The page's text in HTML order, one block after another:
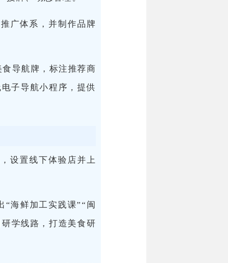
广体系，并制作品牌
导航牌，标注推荐商
子导航小程序，提供
设置线下体验店并上
“海鲜加工实践课”“闽
学线路，打造美食研